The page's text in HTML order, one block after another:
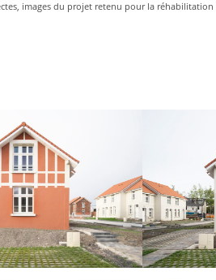
images du projet retenu pour la réhabilitation